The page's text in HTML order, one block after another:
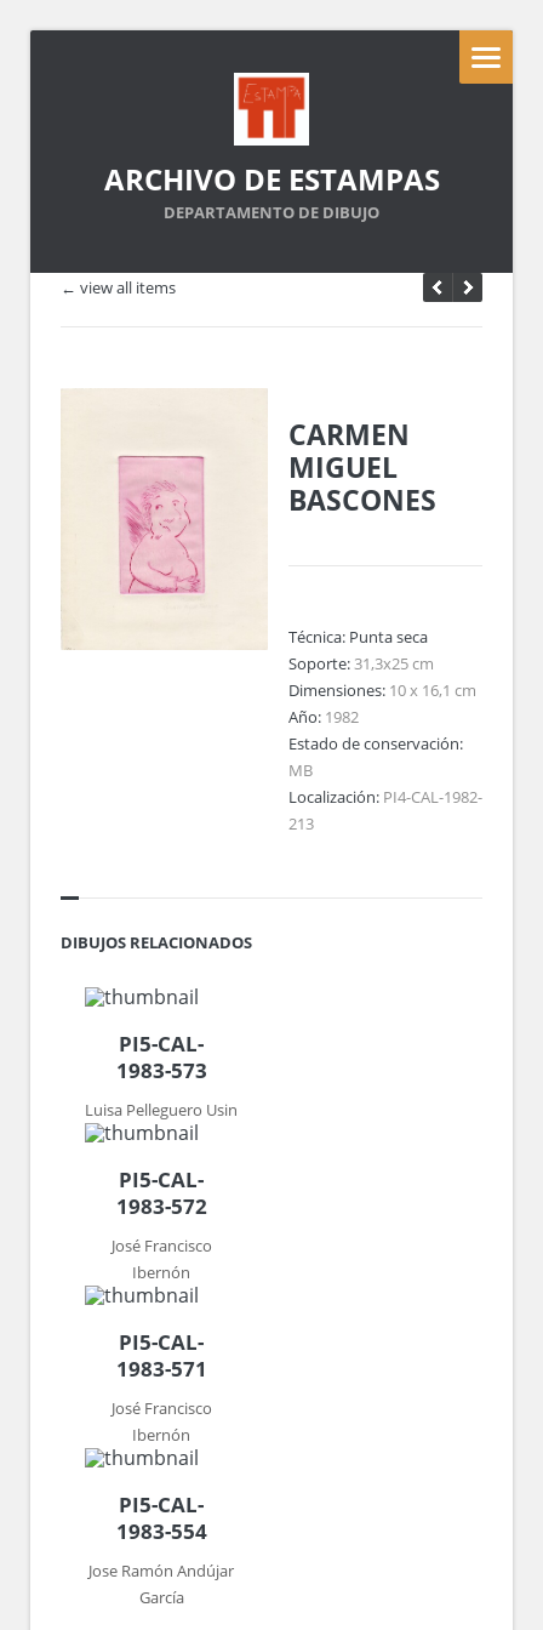
ARCHIVO DE ESTAMPAS
DEPARTAMENTO DE DIBUJO
← view all items
CARMEN
MIGUEL
BASCONES
Técnica: Punta seca
Soporte:31,3x25 cm
Dimensiones: 10 x 16,1 cm
Año: 1982
Estado de conservación:
MB
Localización: PI4-CAL-1982-
213
DIBUJOS RELACIONADOS
PI5-CAL-
1983-573
Luisa Pelleguero Usin
PI5-CAL-
1983-572
José Francisco
Ibernón
PI5-CAL-
1983-571
José Francisco
Ibernón
PI5-CAL-
1983-554
Jose Ramón Andújar
García